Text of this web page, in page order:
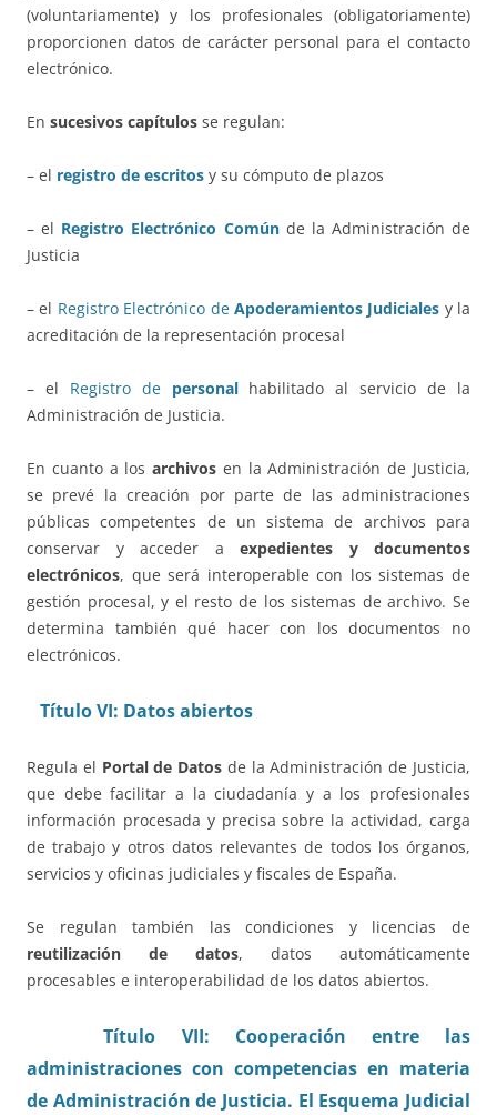
(voluntariamente) y los profesionales (obligatoriamente)
proporcionen datos de carácter personal para el contacto
electrónico.
En sucesivos capítulos se regulan:
– el registro de escritos y su cómputo de plazos
– el Registro Electrónico Comúnde la Administración de
Justicia
– el Registro Electrónico de Apoderamientos Judiciales y la
acreditación de la representación procesal
– el Registro de personalhabilitado al servicio de la
Administración de Justicia.
En cuanto a losarchivos en la Administración de Justicia,
se prevé la creación por parte de las administraciones
públicas competentes de un sistema de archivos para
conservar y acceder a expedientes y documentos
electrónicos, que será interoperable con los sistemas de
gestión procesal, y el resto de los sistemas de archivo. Se
determina también qué hacer con los documentos no
electrónicos.
Título VI: Datos abiertos
Regula el Portal de Datos de la Administración de Justicia,
que debe facilitar a la ciudadanía y a los profesionales
información procesada y precisa sobre la actividad, carga
de trabajo y otros datos relevantes de todos los órganos,
servicios y oficinas judiciales y fiscales de España.
Se regulan también las condiciones y licencias de
reutilización de datos, datos automáticamente
procesables e interoperabilidad de los datos abiertos.
Título VII: Cooperación entre las
administraciones con competencias en materia
de Administración de Justicia. El Esquema Judicial